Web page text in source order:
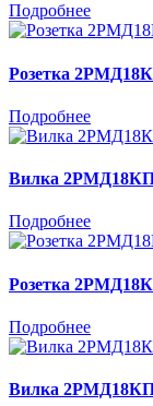
Подробнее
Розетка
Подробнее
Вилка
Подробнее
Розетка
Подробнее
Вилка